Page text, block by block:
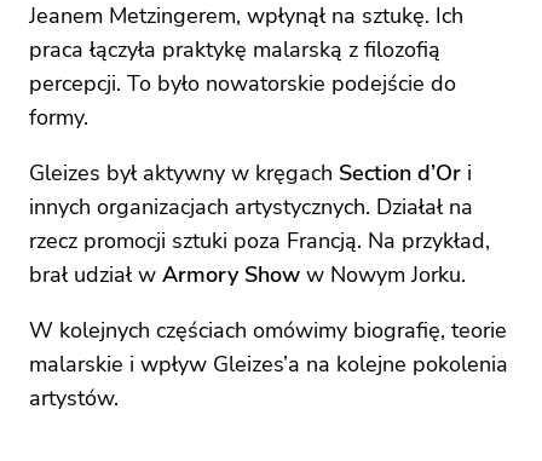
Jeanem Metzingerem, wpłynął na sztukę. Ich
praca łączyła praktykę malarską z filozofią
percepcji. To było nowatorskie podejście do
formy.
Gleizes był aktywny w kręgach Section d’Or i
innych organizacjach artystycznych. Działał na
rzecz promocji sztuki poza Francją. Na przykład,
brał udział w Armory Show w Nowym Jorku.
W kolejnych częściach omówimy biografię, teorie
malarskie i wpływ Gleizes’a na kolejne pokolenia
artystów.